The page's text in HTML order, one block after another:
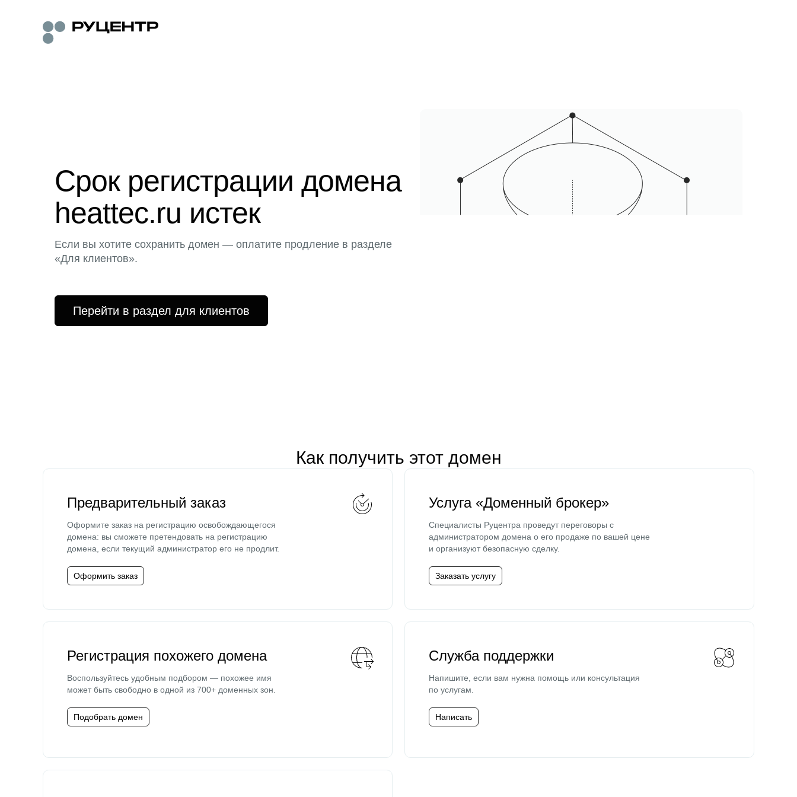
Срок регистрации домена
heattec.ru истек
Если вы хотите сохранить домен — оплатите продление в разделе
«Для клиентов».
Перейти в раздел для клиентов
Как получить этот домен
Предварительный заказ
Оформите заказ на регистрацию освобождающегося
домена: вы сможете претендовать на регистрацию
домена, если текущий администратор его не продлит.
Оформить заказ
Услуга «Доменный брокер»
Специалисты Руцентра проведут переговоры с
администратором домена о его продаже по вашей цене
и организуют безопасную сделку.
Заказать услугу
Регистрация похожего домена
Воспользуйтесь удобным подбором — похожее имя
может быть свободно в одной из 700+ доменных зон.
Подобрать домен
Служба поддержки
Напишите, если вам нужна помощь или консультация
по услугам.
Написать